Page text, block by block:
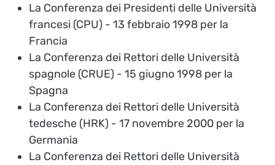
La Conferenza dei Presidenti delle Università
francesi (CPU) - 13 febbraio 1998 per la
Francia
La Conferenza dei Rettori delle Università
spagnole (CRUE) - 15 giugno 1998 per la
Spagna
La Conferenza dei Rettori delle Università
tedesche (HRK) - 17 novembre 2000 per la
Germania
La Conferenza dei Rettori delle Università